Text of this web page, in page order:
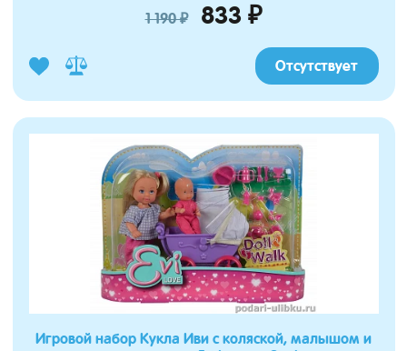
1 190 ₽ 833 ₽
Отсутствует
Игровой набор Кукла Иви с коляской, малышом и